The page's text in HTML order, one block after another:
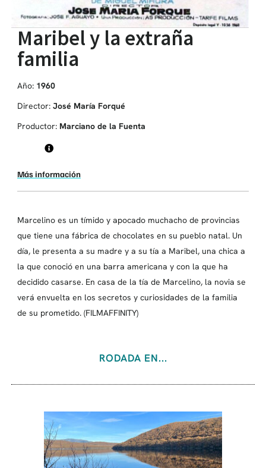
Maribel y la extraña
familia
Año: 1960
Director: José María Forqué
Productor: Marciano de la Fuenta
Más información
Marcelino es un tímido y apocado muchacho de provincias
que tiene una fábrica de chocolates en su pueblo natal. Un
día, le presenta a su madre y a su tía a Maribel, una chica a
la que conoció en una barra americana y con la que ha
decidido casarse. En casa de la tía de Marcelino, la novia se
verá envuelta en los secretos y curiosidades de la familia
de su prometido. (FILMAFFINITY)
RODADA EN...